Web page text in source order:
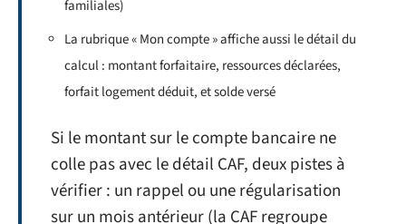
familiales)
La rubrique « Mon compte » affiche aussi le détail du
calcul : montant forfaitaire, ressources déclarées,
forfait logement déduit, et solde versé
Si le montant sur le compte bancaire ne
colle pas avec le détail CAF, deux pistes à
vérifier : un rappel ou une régularisation
sur un mois antérieur (la CAF regroupe